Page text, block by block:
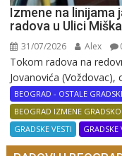
Izmene na
radova u Ulici
31/07/2026 Alex
Tokom radova na
Jovanovića (Voždovac),
BEOGRAD - OSTALE
BEOGRAD IZMENE
GRADSKE VESTI
GRADSKE